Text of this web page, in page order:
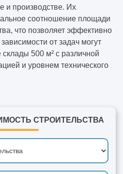
и производстве. Их
соотношение площади
что позволяет эффективно
от задач могут
500 м² с различной
и уровнем технического
СТРОИТЕЛЬСТВА